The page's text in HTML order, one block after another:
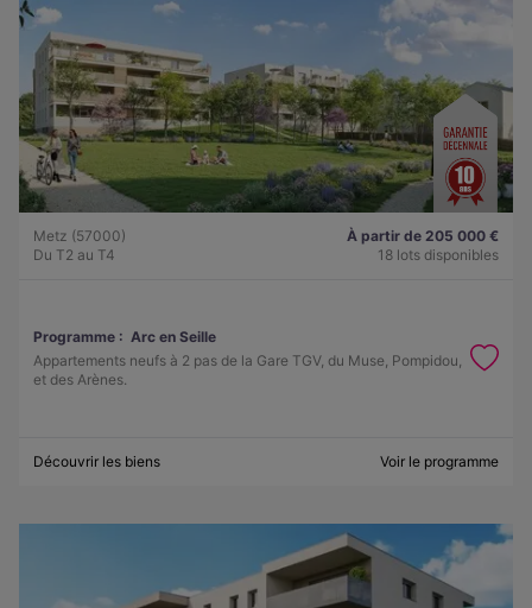
Metz (57000)
Du T2 au T4
À partir de 205 000 €
18 lots disponibles
Programme : Arc en Seille
Appartements neufs à 2 pas de la Gare TGV, du Muse, Pompidou,
et des Arènes.
Découvrir les biens Voir le programme